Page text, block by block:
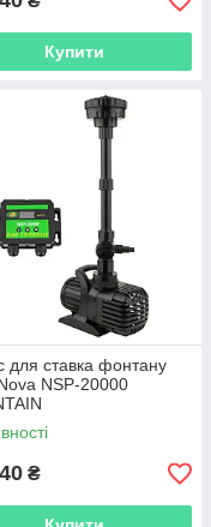
Купити
для ставка фонтану
NSP-20000
₴